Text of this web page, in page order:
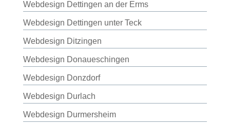
Webdesign Dettingen an der Erms
Webdesign Dettingen unter Teck
Webdesign Ditzingen
Webdesign Donaueschingen
Webdesign Donzdorf
Webdesign Durlach
Webdesign Durmersheim